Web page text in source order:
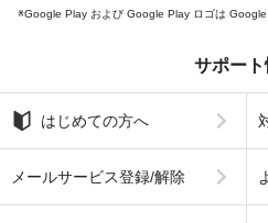
Google Play および Google Play ロゴは Google
サポート
はじめての方へ
メールサービス登録/解除